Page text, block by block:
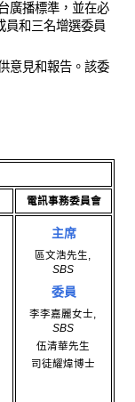
廣播標準，並在必
員和三名增選委員
意見和報告。該委
電訊事務委員會
主席
區文浩先生,
SBS
委員
李李嘉麗女士,
SBS
伍清華先生
司徒耀煒博士